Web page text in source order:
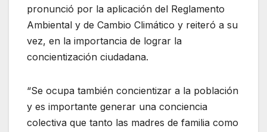
pronunció por la aplicación del Reglamento
Ambiental y de Cambio Climático y reiteró a su
vez, en la importancia de lograr la
concientización ciudadana.
“Se ocupa también concientizar a la población
y es importante generar una conciencia
colectiva que tanto las madres de familia como